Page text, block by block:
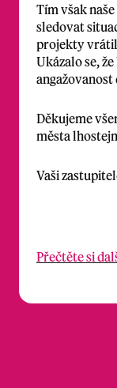
Tím však
sledovat
projekty
Ukázalo se,
Děkujeme
města
Vaši
Přečtěte si